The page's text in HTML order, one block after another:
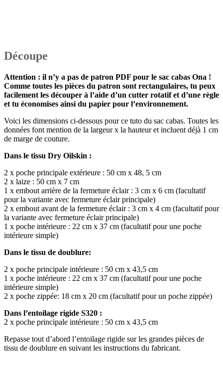
Découpe
Attention : il n’y a pas de patron PDF pour le sac cabas Ona !
Comme toutes les pièces du patron sont rectangulaires, tu peux
facilement les découper à l’aide d’un cutter rotatif et d’une règle
et tu économises ainsi du papier pour l’environnement.
Voici les dimensions ci-dessous pour ce tuto du sac cabas. Toutes les
données font mention de la largeur x la hauteur et incluent déjà 1 cm
de marge de couture.
Dans le tissu Dry Oilskin :
2 x poche principale extérieure : 50 cm x 48, 5 cm
2 x laize : 50 cm x 7 cm
1 x embout arrière de la fermeture éclair : 3 cm x 6 cm (facultatif
pour la variante avec fermeture éclair principale)
2 x embout avant de la fermeture éclair : 3 cm x 4 cm (facultatif pour
la variante avec fermeture éclair principale)
1 x poche intérieure : 22 cm x 37 cm (facultatif pour une poche
intérieure simple)
Dans le tissu de doublure:
2 x poche principale intérieure : 50 cm x 43,5 cm
1 x poche intérieure : 22 cm x 37 cm (facultatif pour une poche
intérieure simple)
2 x poche zippée: 18 cm x 20 cm (facultatif pour un poche zippée)
Dans l’entoilage rigide S320 :
2 x poche principale intérieure : 50 cm x 43,5 cm
Repasse tout d’abord l’entoilage rigide sur les grandes pièces de
tissu de doublure en suivant les instructions du fabricant.